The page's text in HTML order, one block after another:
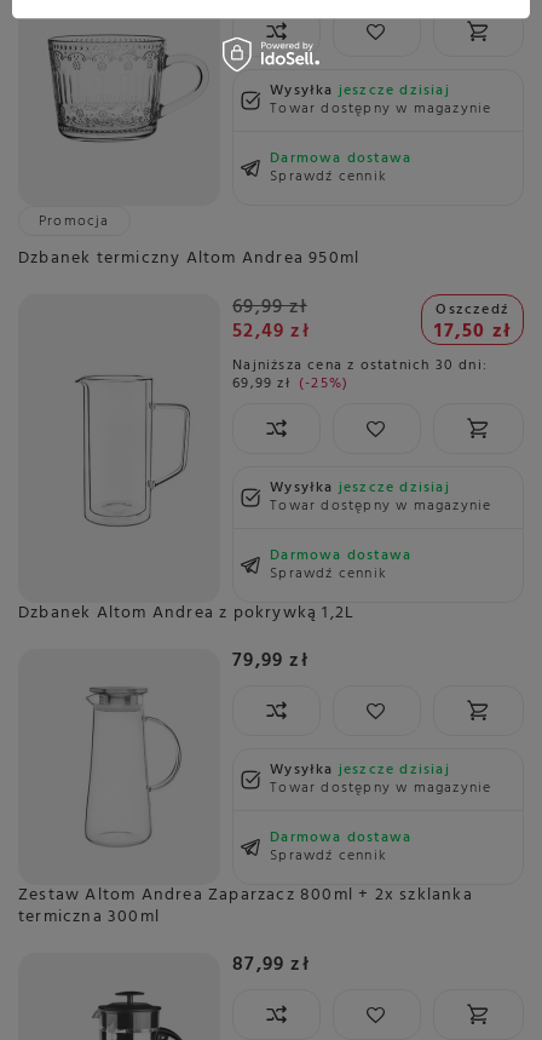
Wysyłkajeszcze dzisiaj
Towar dostępny w magazynie
Darmowa dostawa
Sprawdź cennik
Promocja
Dzbanek termiczny Altom Andrea 950ml
69,99 zł
52,49 zł
Oszczedź
17,50 zł
Najniższa cena z ostatnich 30 dni:
69,99 zł -25%
Wysyłkajeszcze dzisiaj
Towar dostępny w magazynie
Darmowa dostawa
Sprawdź cennik
Dzbanek Altom Andrea z pokrywką 1,2L
79,99 zł
Wysyłkajeszcze dzisiaj
Towar dostępny w magazynie
Darmowa dostawa
Sprawdź cennik
Zestaw Altom Andrea Zaparzacz 800ml + 2x szklanka
termiczna 300ml
87,99 zł